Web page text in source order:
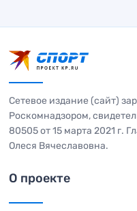
Сетевое издание (сайт)
Роскомнадзором,
80505 от 15 марта 2021 г.
Олеся Вячеславовна.
О проекте